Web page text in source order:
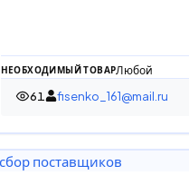
НЕОБХОДИМЫЙ ТОВАРЛюбой
61
61 просмотр
fisenko_161@mail.ru